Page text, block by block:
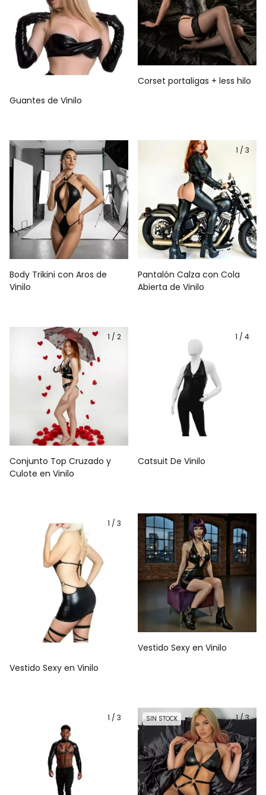
Guantes de Vinilo
Corset portaligas + less hilo
1/ 4
Body Trikini con Aros de
Vinilo
1 / 3
Pantalón Calza con Cola
Abierta de Vinilo
1 / 2
Conjunto Top Cruzado y
Culote en Vinilo
1 / 4
Catsuit De Vinilo
1 / 3
Vestido Sexy en Vinilo
1/ 4
Vestido Sexy en Vinilo
1 / 3 1/3
SIN STOCK